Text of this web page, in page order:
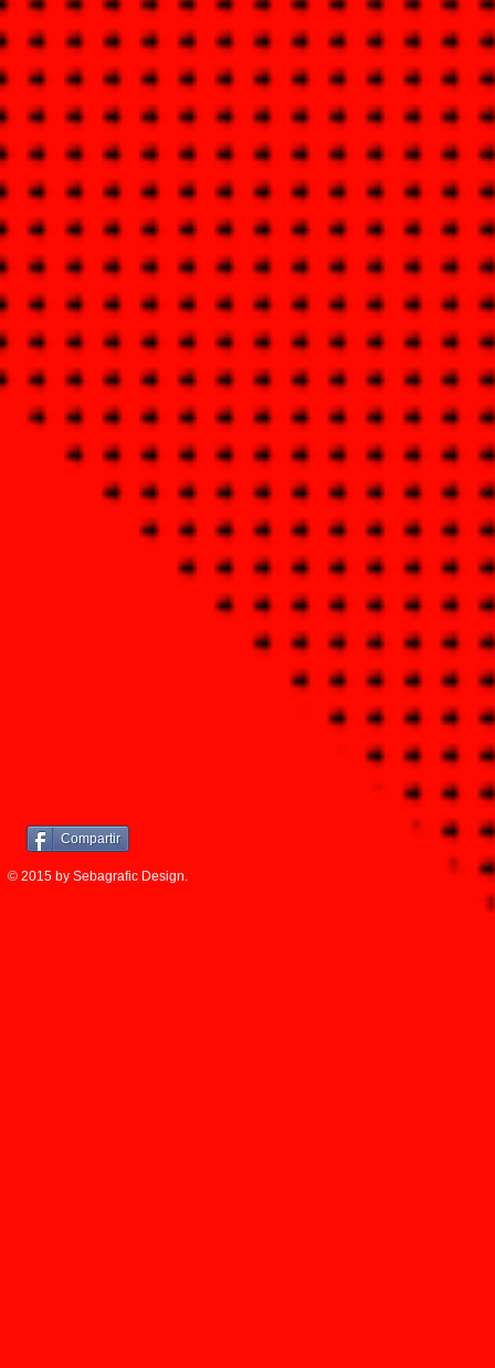
Compartir
© 2015 by Sebagrafic Design.